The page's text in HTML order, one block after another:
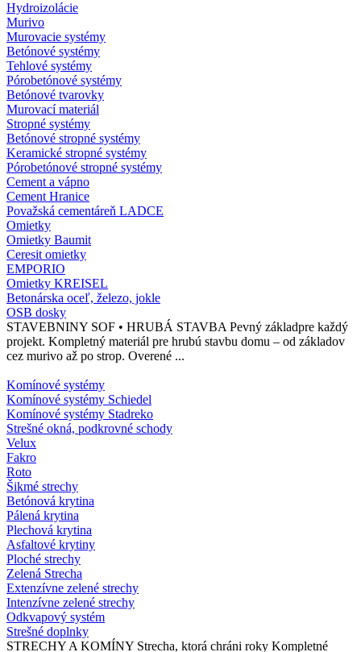
Hydroizolácie
Murivo
Murovacie systémy
Betónové systémy
Tehlové systémy
Pórobetónové systémy
Betónové tvarovky
Murovací materiál
Stropné systémy
Betónové stropné systémy
Keramické stropné systémy
Pórobetónové stropné systémy
Cement a vápno
Cement Hranice
Považská cementáreň LADCE
Omietky
Omietky Baumit
Ceresit omietky
EMPORIO
Omietky KREISEL
Betonárska oceľ, železo, jokle
OSB dosky
STAVEBNINY SOF • HRUBÁ STAVBA Pevný základpre každý
projekt. Kompletný materiál pre hrubú stavbu domu – od základov
cez murivo až po strop. Overené ...
Komínové systémy
Komínové systémy Schiedel
Komínové systémy Stadreko
Strešné okná, podkrovné schody
Velux
Fakro
Roto
Šikmé strechy
Betónová krytina
Pálená krytina
Plechová krytina
Asfaltové krytiny
Ploché strechy
Zelená Strecha
Extenzívne zelené strechy
Intenzívne zelené strechy
Odkvapový systém
Strešné doplnky
STRECHY A KOMÍNY Strecha, ktorá chráni roky Kompletné